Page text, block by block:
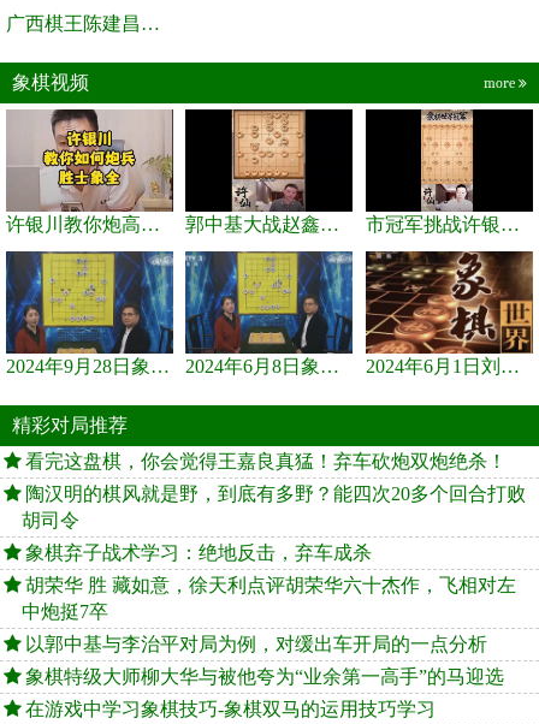
广西棋王陈建昌直播间
象棋视频 more
许银川教你炮高兵士象全如何赢士象全，简单四步即可 郭中基大战赵鑫鑫，许银川激情讲解 市冠军挑战许银川，急进中兵变化真激烈！
2024年9月28日象棋世界栏目，刘君、蒋川讲解了第九届杨官璘杯象棋... 2024年6月8日象棋世界，刘君、蒋川讲解了第九届杨官璘杯全国象棋... 2024年6月1日刘君、蒋川讲解第三届上海杯象棋大师赛谢靖与李少庚...
精彩对局推荐
看完这盘棋，你会觉得王嘉良真猛！弃车砍炮双炮绝杀！
陶汉明的棋风就是野，到底有多野？能四次20多个回合打败
胡司令
象棋弃子战术学习：绝地反击，弃车成杀
胡荣华 胜 藏如意，徐天利点评胡荣华六十杰作，飞相对左
中炮挺7卒
以郭中基与李治平对局为例，对缓出车开局的一点分析
象棋特级大师柳大华与被他夸为“业余第一高手”的马迎选
在游戏中学习象棋技巧-象棋双马的运用技巧学习